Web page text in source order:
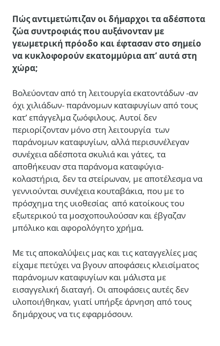
Πώς αντιμετώπιζαν οι δήμαρχοι τα αδέσποτα
ζώα συντροφιάς που αυξάνονταν με
γεωμετρική πρόοδο και έφτασαν στο σημείο
να κυκλοφορούν εκατομμύρια απ’ αυτάστη
χώρα;
Βολεύονταν από τη λειτουργία εκατοντάδων -αν
όχι χιλιάδων- παράνομων καταφυγίων από τους
κατ’ επάγγελμα ζωόφιλους. Αυτοί δεν
περιορίζονταν μόνο στη λειτουργία των
παράνομων καταφυγίων, αλλά περισυνέλεγαν
συνέχεια αδέσποτα σκυλιά και γάτες, τα
αποθήκευαν στα παράνομα καταφύγια-
κολαστήρια, δεν τα στείρωναν, με αποτέλεσμα να
γεννιούνται συνέχεια κουταβάκια, που με το
πρόσχημα της υιοθεσίας από κατοίκους του
εξωτερικού τα μοσχοπουλούσαν και έβγαζαν
μπόλικο και αφορολόγητο χρήμα.
Με τις αποκαλύψεις μας και τις καταγγελίες μας
είχαμε πετύχει να βγουν αποφάσεις κλεισίματος
παράνομων καταφυγίων και μάλιστα με
εισαγγελική διαταγή. Οι αποφάσεις αυτές δεν
υλοποιήθηκαν, γιατί υπήρξε άρνηση από τους
δημάρχους να τις εφαρμόσουν.